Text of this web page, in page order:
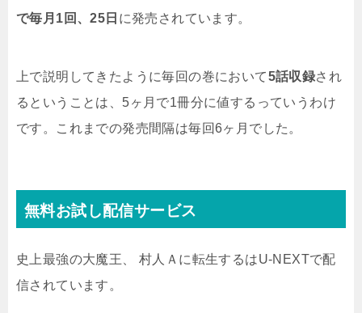
で毎月1回、25日 に発売されています。
上で説明してきたように毎回の巻において5話収録され
るということは、5ヶ月で1冊分に値するっていうわけ
です。これまでの発売間隔は毎回6ヶ月でした。
無料お試し配信サービス
史上最強の大魔王、 村人Ａに転生するはU-NEXTで配
信されています。